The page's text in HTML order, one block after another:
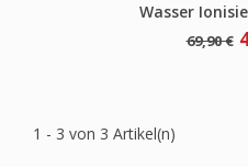
Wasser
69,90 €
1 - 3 von 3 Artikel(n)